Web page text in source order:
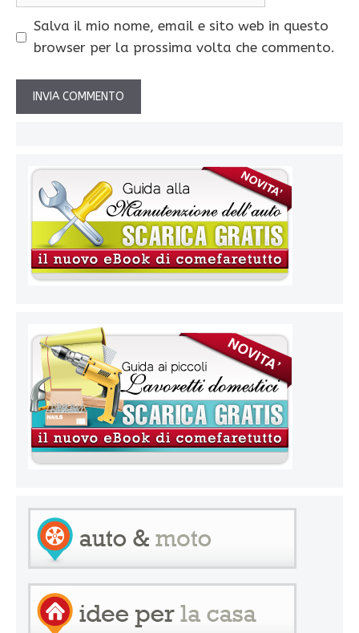
Salva il mio nome, email e sito web in questo
browser per la prossima volta che commento.